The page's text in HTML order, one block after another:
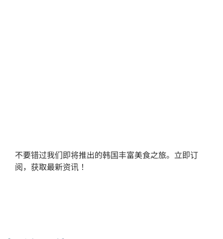
不要错过我们即将推出的韩国丰富美食之旅。立即订
阅，获取最新资讯！